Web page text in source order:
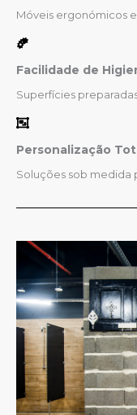
Móveis ergonómicos
Facilidade de
Superfícies
Personalização
Soluções sob medida